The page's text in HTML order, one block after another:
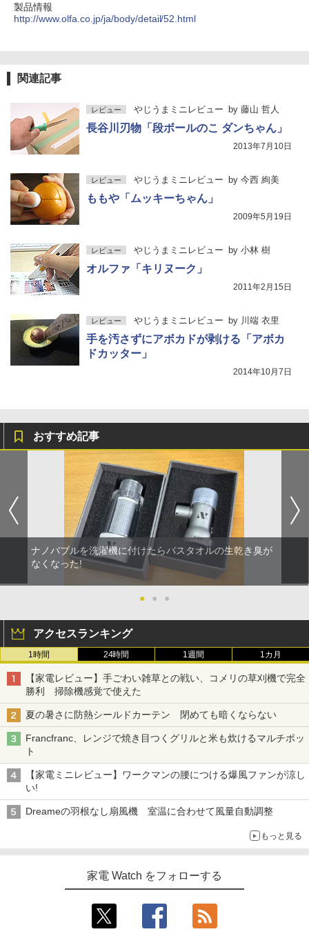
製品情報
http://www.olfa.co.jp/ja/body/detail/52.html
関連記事
レビュー やじうまミニレビュー by 藤山 哲人
長谷川刃物「段ボールのこ ダンちゃん」
2013年7月10日
レビュー やじうまミニレビュー by 今西 絢美
ももや「ムッキーちゃん」
2009年5月19日
レビュー やじうまミニレビュー by 小林 樹
オルファ「キリヌーク」
2011年2月15日
レビュー やじうまミニレビュー by 川端 衣里
手を汚さずにアボカドが剥ける「アボカ
ドカッター」
2014年10月7日
おすすめ記事
ナノバブルを洗濯機に付けたらバスタオルの生乾き臭が
なくなった!
● ● ●
アクセスランキング
1時間 24時間 1週間 1カ月
【家電レビュー】手ごわい雑草との戦い、コメリの草刈機で完全
勝利 掃除機感覚で使えた
夏の暑さに防熱シールドカーテン 閉めても暗くならない
Francfranc、レンジで焼き目つくグリルと米も炊けるマルチポッ
ト
【家電ミニレビュー】ワークマンの腰につける爆風ファンが涼し
い!
Dreameの羽根なし扇風機 室温に合わせて風量自動調整
もっと見る
家電 Watch をフォローする